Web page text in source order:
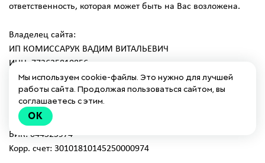
ответственность, которая может быть на Вас возложена.
Владелец сайта:
ИП КОМИССАРУК ВАДИМ ВИТАЛЬЕВИЧ
ИНН: 772625810856
ОГРН: 321774600147998
ОКВЭД: 63.99.1
Расчетный счет: 40802810400001913142
Банк: АО "ТИНЬКОФФ БАНК"
БИК: 044525974
Kорр. счет: 30101810145250000974
Мы используем cookie-файлы. Это нужно для лучшей
работы сайта. Продолжая пользоваться сайтом, вы
соглашаетесь с этим.
OK